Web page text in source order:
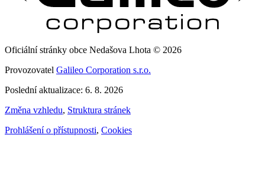
Oficiální stránky obce Nedašova Lhota © 2026
Provozovatel Galileo Corporation s.r.o.
Poslední aktualizace: 6. 8. 2026
Změna vzhledu, Struktura stránek
Prohlášení o přístupnosti, Cookies